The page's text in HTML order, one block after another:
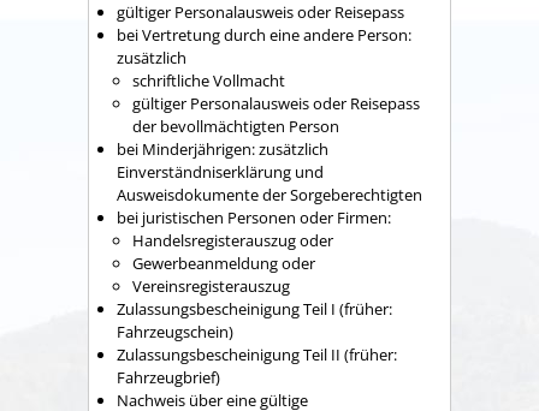
gültiger Personalausweis oder Reisepass
bei Vertretung durch eine andere Person:
zusätzlich
schriftliche Vollmacht
gültiger Personalausweis oder Reisepass
der bevollmächtigten Person
bei Minderjährigen: zusätzlich
Einverständniserklärung und
Ausweisdokumente der Sorgeberechtigten
bei juristischen Personen oder Firmen:
Handelsregisterauszug oder
Gewerbeanmeldung oder
Vereinsregisterauszug
Zulassungsbescheinigung Teil I (früher:
Fahrzeugschein)
Zulassungsbescheinigung Teil II (früher:
Fahrzeugbrief)
Nachweis über eine gültige